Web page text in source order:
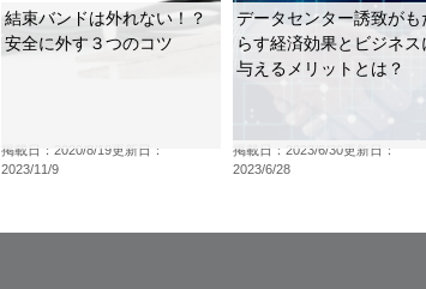
結束バンドは外れない！？
安全に外す３つのコツ
掲載日：2020/8/19更新日：
2023/11/9
データセンター誘致がも
らす経済効果とビジネス
与えるメリットとは？
掲載日：2023/6/30更新日：
2023/6/28